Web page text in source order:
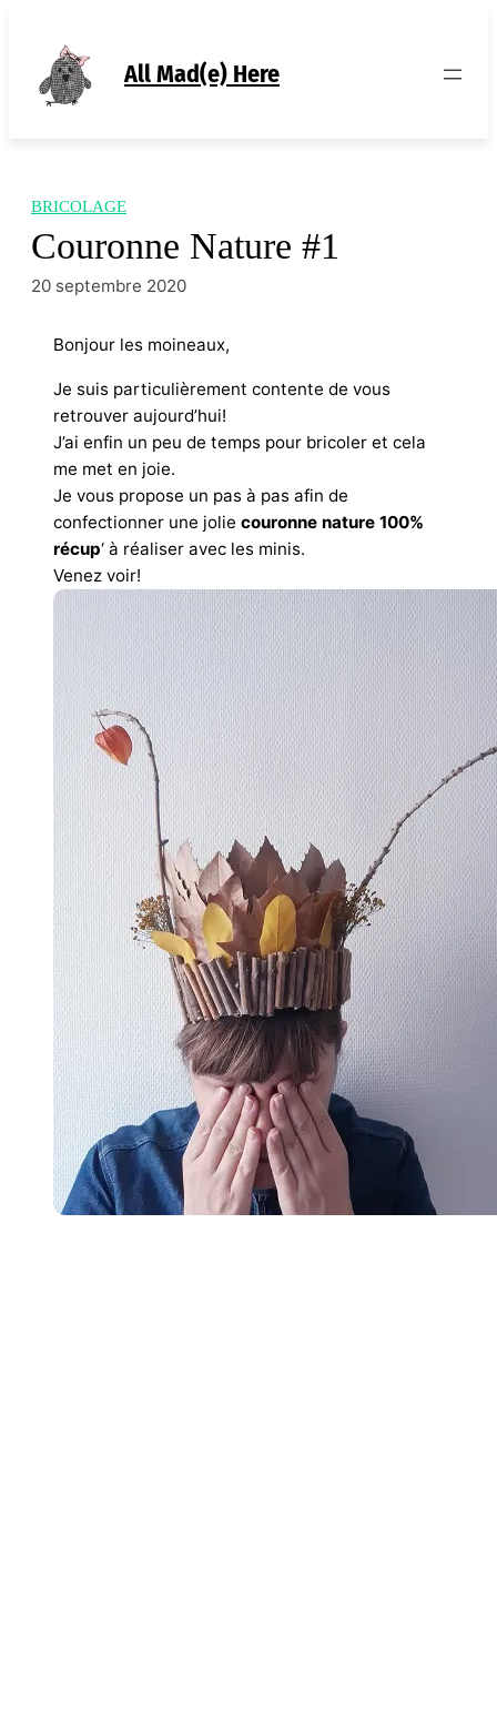
contenu
All Mad(e) Here
BRICOLAGE
Couronne Nature #1
20 septembre 2020
Bonjour les moineaux,
Je suis particulièrement contente de vous
retrouver aujourd’hui!
J’ai enfin un peu de temps pour bricoler et cela
me met en joie.
Je vous propose un pas à pas afin de
confectionner une jolie couronne nature 100%
récup‘ à réaliser avec les minis.
Venez voir!